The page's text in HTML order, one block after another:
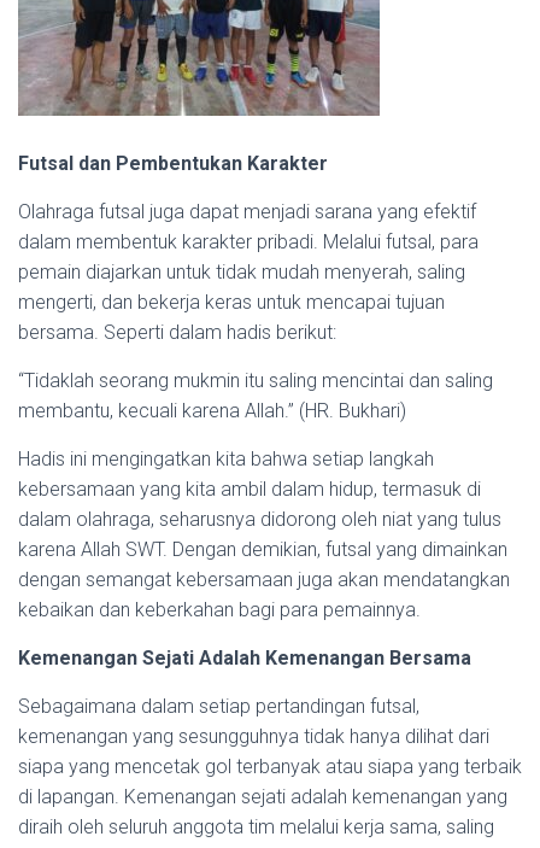
Futsal dan Pembentukan Karakter
Olahraga futsal juga dapat menjadi sarana yang efektif
dalam membentuk karakter pribadi. Melalui futsal, para
pemain diajarkan untuk tidak mudah menyerah, saling
mengerti, dan bekerja keras untuk mencapai tujuan
bersama. Seperti dalam hadis berikut:
“Tidaklah seorang mukmin itu saling mencintai dan saling
membantu, kecuali karena Allah.” (HR. Bukhari)
Hadis ini mengingatkan kita bahwa setiap langkah
kebersamaan yang kita ambil dalam hidup, termasuk di
dalam olahraga, seharusnya didorong oleh niat yang tulus
karena Allah SWT. Dengan demikian, futsal yang dimainkan
dengan semangat kebersamaan juga akan mendatangkan
kebaikan dan keberkahan bagi para pemainnya.
Kemenangan Sejati Adalah Kemenangan Bersama
Sebagaimana dalam setiap pertandingan futsal,
kemenangan yang sesungguhnya tidak hanya dilihat dari
siapa yang mencetak gol terbanyak atau siapa yang terbaik
di lapangan. Kemenangan sejati adalah kemenangan yang
diraih oleh seluruh anggota tim melalui kerja sama, saling